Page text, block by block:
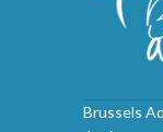
Brussels